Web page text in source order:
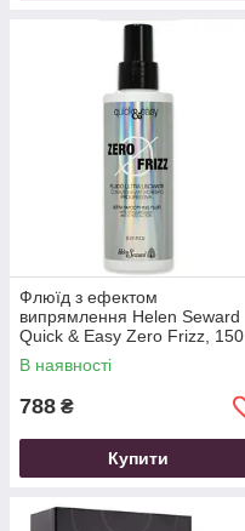
Флюїд з ефектом
випрямлення Helen Seward
Quick & Easy Zero Frizz, 150
мл
В наявності
788 ₴
Купити